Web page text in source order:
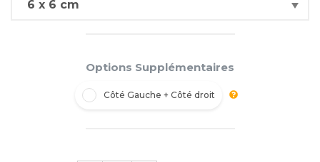
Options Supplémentaires
Côté Gauche + Côté droit